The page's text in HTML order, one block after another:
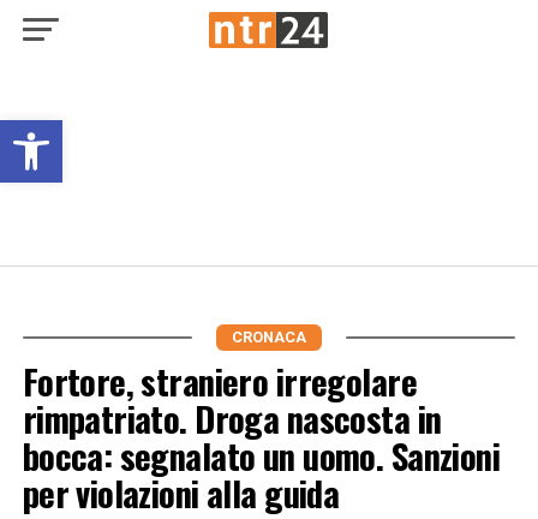
Open toolbar
CRONACA
Fortore, straniero irregolare
rimpatriato. Droga nascosta in
bocca: segnalato un uomo. Sanzioni
per violazioni alla guida